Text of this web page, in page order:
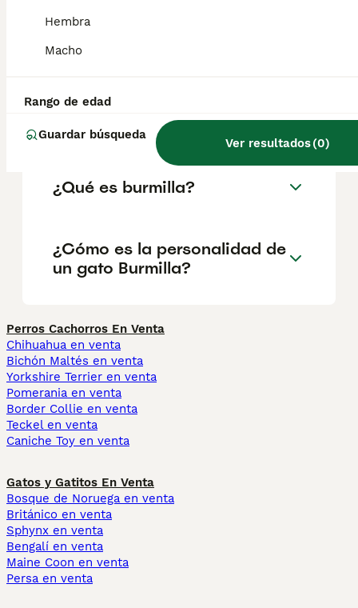
Hembra
Macho
Rango de edad
Guardar búsqueda
Ver resultados(0)
delicada que el macho. La cabeza tiene un
cuneiforme y orejas bastante separadas.
¿Cuál es la diferencia entre
un birmano y un burmilla?
¿Qué es burmilla?
¿Cómo es la personalidad de
un gato Burmilla?
Perros Cachorros En Venta
Chihuahua en venta
Bichón Maltés en venta
Yorkshire Terrier en venta
Pomerania en venta
Border Collie en venta
Teckel en venta
Caniche Toy en venta
Gatos y Gatitos En Venta
Bosque de Noruega en venta
Británico en venta
Sphynx en venta
Bengalí en venta
Maine Coon en venta
Persa en venta